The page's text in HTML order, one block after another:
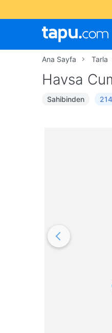
Ana Sayfa Tarla
Havsa
Sahibinden